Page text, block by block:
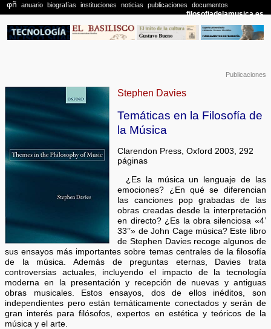
Publicaciones
Stephen Davies
Temáticas en la Filosofía de
la Música
Clarendon Press, Oxford 2003, 292
páginas
¿Es la música un lenguaje de las
emociones? ¿En qué se diferencian
las canciones pop grabadas de las
obras creadas desde la interpretación
en directo? ¿Es la obra silenciosa «4’
33’’» de John Cage música? Este libro
de Stephen Davies recoge algunos de
sus ensayos más importantes sobre temas centrales de la filosofía
de la música. Además de preguntas eternas, Davies trata
controversias actuales, incluyendo el impacto de la tecnología
moderna en la presentación y recepción de nuevas y antiguas
obras musicales. Estos ensayos, dos de ellos inéditos, son
independientes pero están temáticamente conectados y serán de
gran interés para filósofos, expertos en estética y teóricos de la
música y el arte.